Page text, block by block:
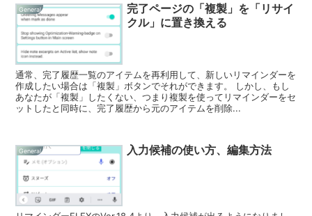
General
完了ページの「複製」を「リサイ
クル」に置き換える
通常、完了履歴一覧のアイテムを再利用して、新しいリマインダーを
作成したい場合は「複製」ボタンでそれができます。 しかし、もし
あなたが「複製」したくない、つまり複製を使ってリマインダーをセ
ットしたと同時に、完了履歴から元のアイテムを削除...
General 入力候補の使い方、編集方法